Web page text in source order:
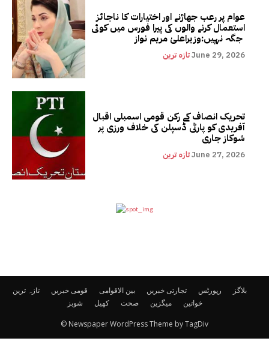
عوام پر رعب جھاڑنے اور اختیارات کا ناجائز
استعمال کرنے والوں کی پیرا فورس میں کوئی
تازہ ترینJune 29, 2026
تحریک انصاف کے رکن قومی اسمبلی اقبال
آفریدی کو پارٹی ڈسپلن کی خلاف ورزی پر
شوکاز جاری
تازہ ترینJune 27, 2026
تازہ ترین قومی خبریں بین الاقوامی تجارتی خبریں رپورٹس
بلاگز
شوبز
کھیل صحت میگزین خواتین
© Newspaper WordPress Theme by TagDiv